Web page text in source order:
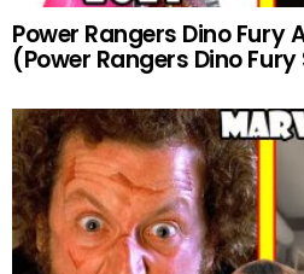
Power Rangers Dino Fury
(Power Rangers Dino